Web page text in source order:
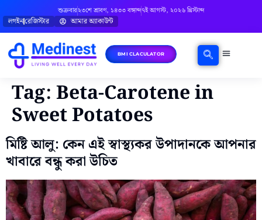
শুক্রবার২৩শে শ্রাবণ, ১৪৩৩ বঙ্গাব্দ৭ই আগস্ট, ২০২৬ খ্রিস্টাব্দ
লগইনরেজিস্টার আমার অ্যাকাউন্ট
BMI CLACULATOR
Tag:Beta-Carotene in
Sweet Potatoes
মিষ্টি আলু: কেন এই স্বাস্থ্যকর উপাদানকে আপনার
খাবারে বন্ধু করা উচিত